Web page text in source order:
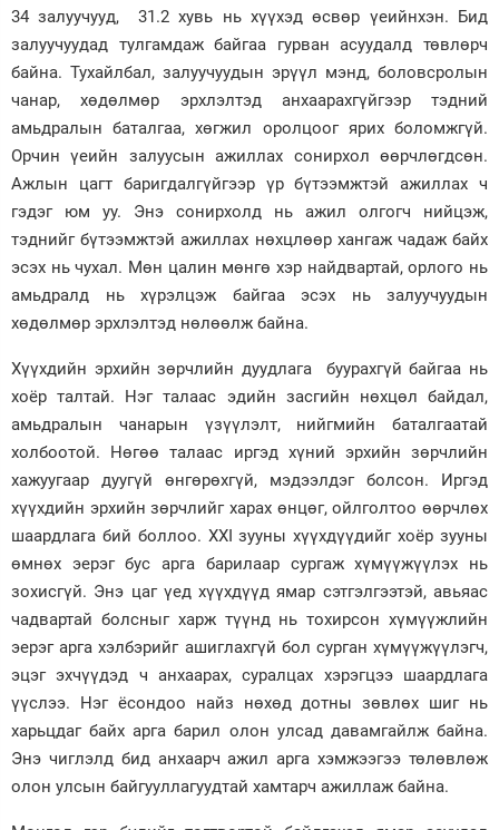
34 залуучууд, 31.2 хувь нь хүүхэд өсвөр үеийнхэн. Бид
залуучуудад тулгамдаж байгаа гурван асуудалд төвлөрч
байна. Тухайлбал, залуучуудын эрүүл мэнд, боловсролын
чанар, хөдөлмөр эрхлэлтэд анхаарахгүйгээр тэдний
амьдралын баталгаа, хөгжил оролцоог ярих боломжгүй.
Орчин үеийн залуусын ажиллах сонирхол өөрчлөгдсөн.
Ажлын цагт баригдалгүйгээр үр бүтээмжтэй ажиллах ч
гэдэг юм уу. Энэ сонирхолд нь ажил олгогч нийцэж,
тэднийг бүтээмжтэй ажиллах нөхцлөөр хангаж чадаж байх
эсэх нь чухал. Мөн цалин мөнгө хэр найдвартай, орлого нь
амьдралд нь хүрэлцэж байгаа эсэх нь залуучуудын
хөдөлмөр эрхлэлтэд нөлөөлж байна.
Хүүхдийн эрхийн зөрчлийн дуудлага буурахгүй байгаа нь
хоёр талтай. Нэг талаас эдийн засгийн нөхцөл байдал,
амьдралын чанарын үзүүлэлт, нийгмийн баталгаатай
холбоотой. Нөгөө талаас иргэд хүний эрхийн зөрчлийн
хажуугаар дуугүй өнгөрөхгүй, мэдээлдэг болсон. Иргэд
хүүхдийн эрхийн зөрчлийг харах өнцөг, ойлголтоо өөрчлөх
шаардлага бий боллоо. XXI зууны хүүхдүүдийг хоёр зууны
өмнөх эерэг бус арга барилаар сургаж хүмүүжүүлэх нь
зохисгүй. Энэ цаг үед хүүхдүүд ямар сэтгэлгээтэй, авьяас
чадвартай болсныг харж түүнд нь тохирсон хүмүүжлийн
эерэг арга хэлбэрийг ашиглахгүй бол сурган хүмүүжүүлэгч,
эцэг эхчүүдэд ч анхаарах, суралцах хэрэгцээ шаардлага
үүслээ. Нэг ёсондоо найз нөхөд дотны зөвлөх шиг нь
харьцдаг байх арга барил олон улсад давамгайлж байна.
Энэ чиглэлд бид анхаарч ажил арга хэмжээгээ төлөвлөж
олон улсын байгууллагуудтай хамтарч ажиллаж байна.